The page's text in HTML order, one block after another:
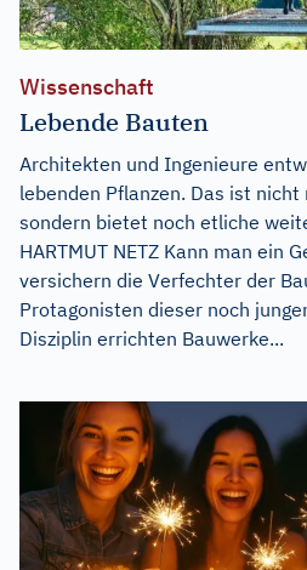
Wissenschaft
Lebende Bauten
Architekten und Ingenieure
lebenden Pflanzen. Das ist
sondern bietet noch etliche
HARTMUT NETZ Kann man ein
versichern die Verfechter der
Protagonisten dieser noch
Disziplin errichten Bauwerke...